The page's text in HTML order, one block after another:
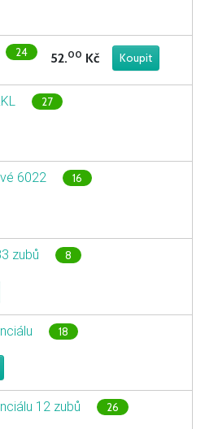
24 52.00 Kč
27
6022 16
zubů 8
18
12 zubů 26